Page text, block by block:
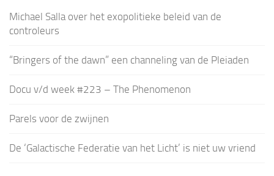
Michael Salla over het exopolitieke beleid van de
controleurs
“Bringers of the dawn” een channeling van de Pleiaden
Docu v/d week #223 – The Phenomenon
Parels voor de zwijnen
De ‘Galactische Federatie van het Licht’ is niet uw vriend